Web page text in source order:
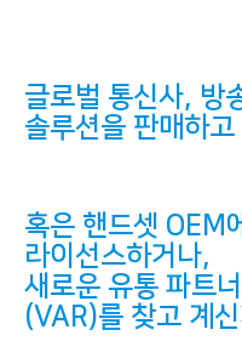
글로벌 통신사, 방
솔루션을 판매하
혹은 핸드셋 OEM
라이선스하거나,
새로운 유통 파트
(VAR)를 찾고 계